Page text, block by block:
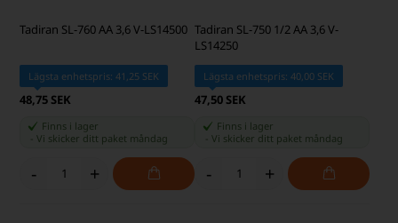
Tadiran SL-760 AA 3,6 V-LS14500
Lägsta enhetspris: 41,25 SEK
48,75 SEK
Finns i lager
-Vi skicker ditt paket måndag
- +
Tadiran SL-750 1/2 AA 3,6 V-
LS14250
Lägsta enhetspris: 40,00 SEK
47,50 SEK
Finns i lager
Vi skicker ditt paket måndag
- +